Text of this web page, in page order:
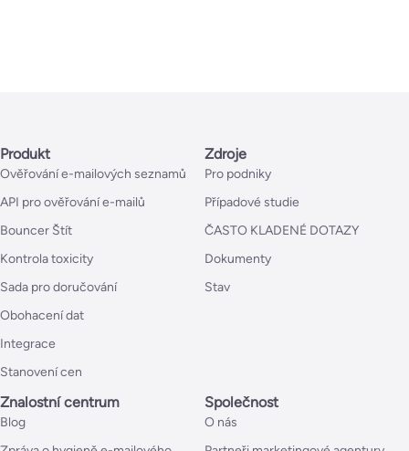
Produkt
Ověřování e-mailových seznamů
API pro ověřování e-mailů
Bouncer Štít
Kontrola toxicity
Sada pro doručování
Obohacení dat
Integrace
Stanovení cen
Zdroje
Pro podniky
Případové studie
ČASTO KLADENÉ DOTAZY
Dokumenty
Stav
Znalostní centrum
Blog
Společnost
O nás